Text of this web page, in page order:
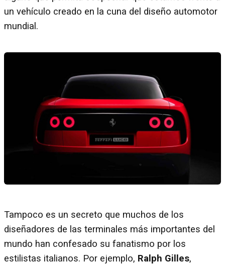
un vehículo creado en la cuna del diseño automotor
mundial.
Tampoco es un secreto que muchos de los
diseñadores de las terminales más importantes del
mundo han confesado su fanatismo por los
estilistas italianos. Por ejemplo, Ralph Gilles,